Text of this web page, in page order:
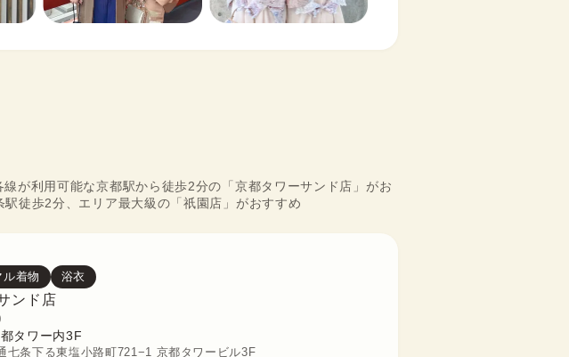
が利用可能な京都駅から徒歩2分の「京都タワーサンド店」がお
徒歩2分、エリア最大級の「祇園店」がおすすめ
ル着物 浴衣
ンド店
タワー内3F
七条下る東塩小路町721−1 京都タワービル3F